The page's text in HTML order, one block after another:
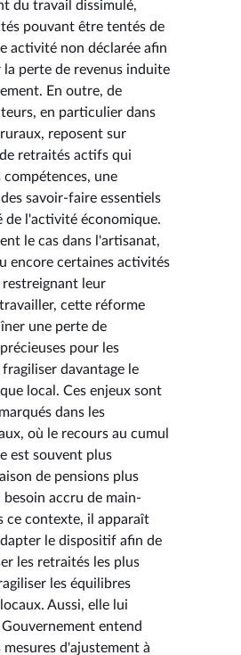
du travail dissimulé,
pouvant être tentés de
activité non déclarée afin
la perte de revenus induite
En outre, de
en particulier dans
reposent sur
retraités actifs qui
une
savoir-faire essentiels
de l'activité économique.
le cas dans l'artisanat,
encore certaines activités
restreignant leur
cette réforme
une perte de
pour les
davantage le
local. Ces enjeux sont
dans les
où le recours au cumul
est souvent plus
de pensions plus
accru de main-
ce contexte, il apparaît
le dispositif afin de
les retraités les plus
les équilibres
Aussi, elle lui
entend
d'ajustement à